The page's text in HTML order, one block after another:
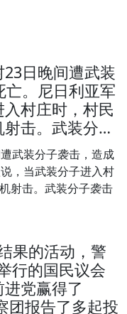
日晚间遭武装
。尼日利亚军
村庄时，村民
射击。武装分…
武装分子袭击，造成
，当武装分子进入村
射击。武装分子袭击
果的活动，警
行的国民议会
党赢得了
团报告了多起投